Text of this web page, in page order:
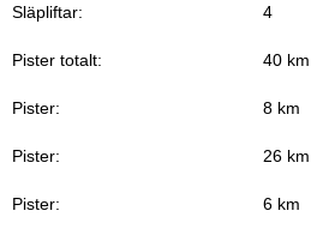
Släpliftar: 4
Pister totalt: 40 km
Pister: 8 km
Pister: 26 km
Pister: 6 km